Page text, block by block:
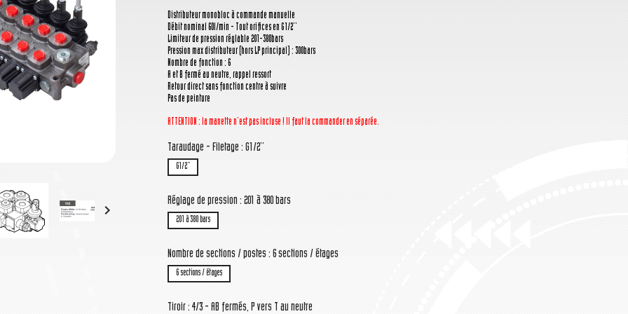

Distributeur monobloc à commande manuelle
Débit nominal 60l/min - Tout orifices en G1/2''
Limiteur de pression réglable 201-380bars
Pression max distributeur (hors LP principal) : 300bars
Nombre de fonction : 6
A et B fermé au neutre, rappel ressort
Retour direct sans fonction centre à suivre
Pas de peinture
ATTENTION : la manette n'est pas incluse ! Il faut la commander en séparée.
Taraudage - Filetage : G1/2''
G1/2''
Réglage de pression : 201 à 380 bars
201 à 380 bars
Nombre de sections / postes : 6 sections / étages
6 sections / étages
Tiroir : 4/3 - AB fermés, P vers T au neutre